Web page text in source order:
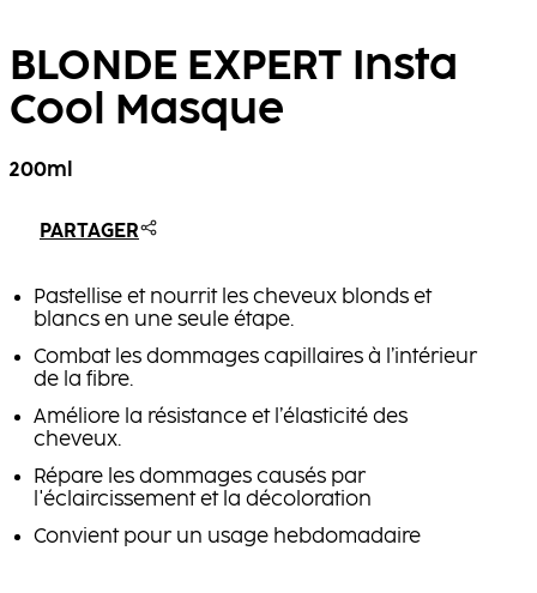
BLONDE EXPERT Insta
Cool Masque
200ml
PARTAGER
Pastellise et nourrit les cheveux blonds et
blancs en une seule étape.
Combat les dommages capillaires à l’intérieur
de la fibre.
Améliore la résistance et l’élasticité des
cheveux.
Répare les dommages causés par
l'éclaircissement et la décoloration
Convient pour un usage hebdomadaire